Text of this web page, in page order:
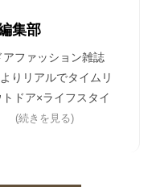
集部
アファッション雑誌
りリアルでタイムリ
ドア×ライフスタイ
(続きを見る)